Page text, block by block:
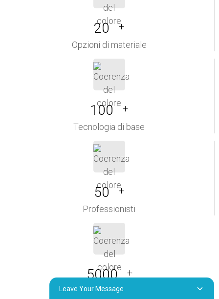
20 +
Opzioni di materiale
100 +
Tecnologia di base
50 +
Professionisti
5000 +
Clienti soddisfatti
Leave Your Message